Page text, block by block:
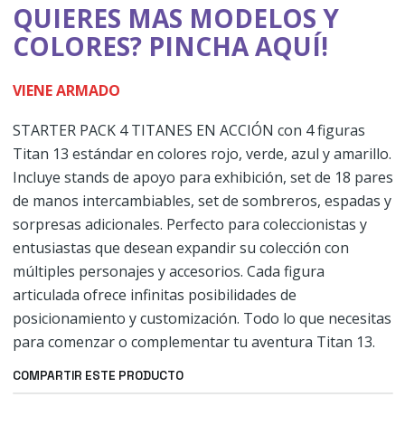
QUIERES MAS MODELOS Y
COLORES? PINCHA AQUÍ!
VIENE ARMADO
STARTER PACK 4 TITANES EN ACCIÓN con 4 figuras
Titan 13 estándar en colores rojo, verde, azul y amarillo.
Incluye stands de apoyo para exhibición, set de 18 pares
de manos intercambiables, set de sombreros, espadas y
sorpresas adicionales. Perfecto para coleccionistas y
entusiastas que desean expandir su colección con
múltiples personajes y accesorios. Cada figura
articulada ofrece infinitas posibilidades de
posicionamiento y customización. Todo lo que necesitas
para comenzar o complementar tu aventura Titan 13.
COMPARTIR ESTE PRODUCTO